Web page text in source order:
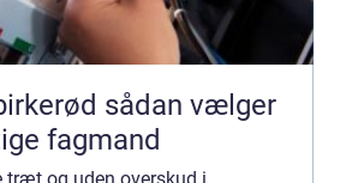
vælger
fagmand